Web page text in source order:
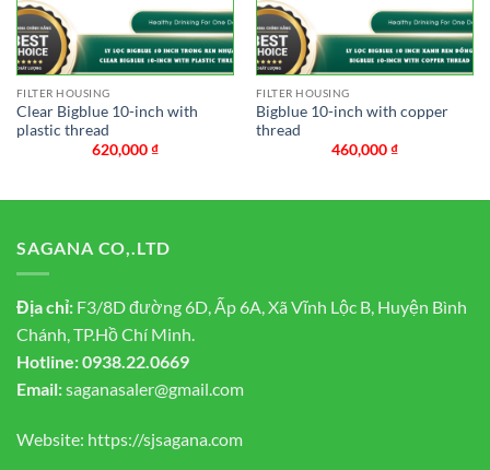
FILTER HOUSING
Clear Bigblue 10-inch with
plastic thread
620,000₫
FILTER HOUSING
Bigblue 10-inch with copper
thread
460,000₫
SAGANA CO,.LTD
Địa chỉ: F3/8D đường 6D, Ấp 6A, Xã Vĩnh Lộc B, Huyện Bình
Chánh, TP.Hồ Chí Minh.
Hotline:0938.22.0669
Email:saganasaler@gmail.com
Website: https://sjsagana.com